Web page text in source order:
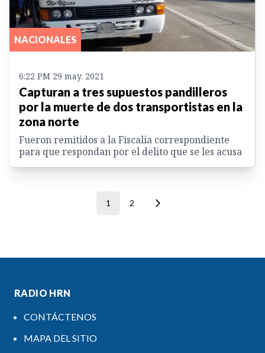
NACIONALES
6:22 PM 29 may. 2021
Capturan a tres supuestos pandilleros
por la muerte de dos transportistas en la
zona norte
Fueron remitidos a la Fiscalía correspondiente
para que respondan por el delito que se les acusa
1 2
RADIO HRN
CONTÁCTENOS
MAPA DEL SITIO